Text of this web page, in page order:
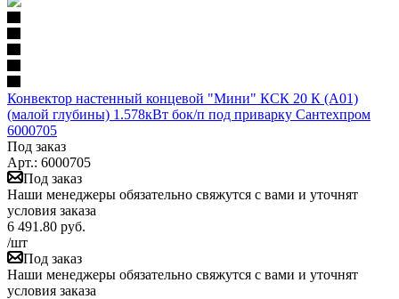
Конвектор настенный концевой "Мини" КСК 20 К (А01)
(малой глубины) 1.578кВт бок/п под приварку Сантехпром
6000705
Под заказ
Арт.: 6000705
Под заказ
Наши менеджеры обязательно свяжутся с вами и уточнят
условия заказа
6 491.80 руб.
/шт
Под заказ
Наши менеджеры обязательно свяжутся с вами и уточнят
условия заказа